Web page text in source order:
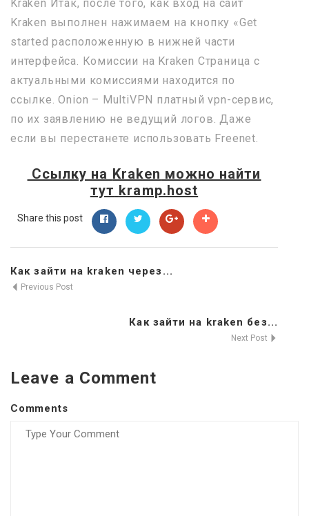
Kraken Итак, после того, как вход на сайт
Kraken выполнен нажимаем на кнопку «Get
started расположенную в нижней части
интерфейса. Комиссии на Kraken Страница с
актуальными комиссиями находится по
ссылке. Onion – MultiVPN платный vpn-сервис,
по их заявлению не ведущий логов. Даже
если вы перестанете использовать Freenet.
Ссылку на Kraken можно найти
тут kramp.host
Share this post
Как зайти на kraken через...
Previous Post
Как зайти на kraken без...
Next Post
Leave a Comment
Comments